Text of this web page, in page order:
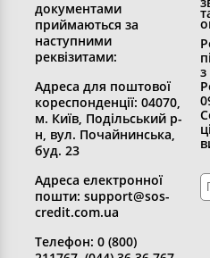
документами
приймаються за
наступними
реквізитами:
Адреса для поштової
кореспонденції: 04070,
м. Київ, Подільський р-
н, вул. Почайнинська,
буд. 23
Адреса електронної
пошти: support@sos-
credit.com.ua
Телефон: 0 (800)